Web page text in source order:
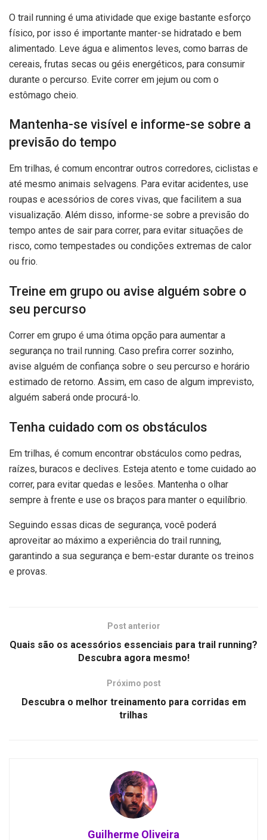
O trail running é uma atividade que exige bastante esforço
físico, por isso é importante manter-se hidratado e bem
alimentado. Leve água e alimentos leves, como barras de
cereais, frutas secas ou géis energéticos, para consumir
durante o percurso. Evite correr em jejum ou com o
estômago cheio.
Mantenha-se visível e informe-se sobre a
previsão do tempo
Em trilhas, é comum encontrar outros corredores, ciclistas e
até mesmo animais selvagens. Para evitar acidentes, use
roupas e acessórios de cores vivas, que facilitem a sua
visualização. Além disso, informe-se sobre a previsão do
tempo antes de sair para correr, para evitar situações de
risco, como tempestades ou condições extremas de calor
ou frio.
Treine em grupo ou avise alguém sobre o
seu percurso
Correr em grupo é uma ótima opção para aumentar a
segurança no trail running. Caso prefira correr sozinho,
avise alguém de confiança sobre o seu percurso e horário
estimado de retorno. Assim, em caso de algum imprevisto,
alguém saberá onde procurá-lo.
Tenha cuidado com os obstáculos
Em trilhas, é comum encontrar obstáculos como pedras,
raízes, buracos e declives. Esteja atento e tome cuidado ao
correr, para evitar quedas e lesões. Mantenha o olhar
sempre à frente e use os braços para manter o equilíbrio.
Seguindo essas dicas de segurança, você poderá
aproveitar ao máximo a experiência do trail running,
garantindo a sua segurança e bem-estar durante os treinos
e provas.
Post anterior
Quais são os acessórios essenciais para trail running?
Descubra agora mesmo!
Próximo post
Descubra o melhor treinamento para corridas em
trilhas
Guilherme Oliveira